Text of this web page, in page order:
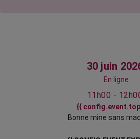
30 juin
En ligne
11h00 -
{{
Bonne mine sans